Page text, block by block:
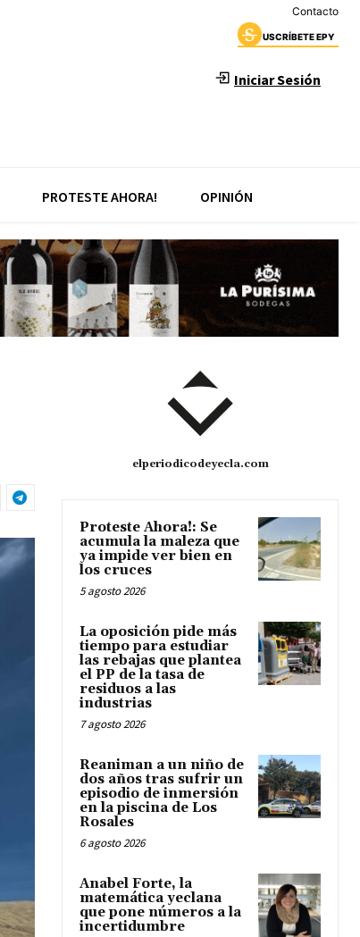
Contacto
USCRÍBETE EPY
Iniciar Sesión
PROTESTE AHORA! OPINIÓN
elperiodicodeyecla.com
Proteste Ahora!: Se
acumula la maleza que
ya impide ver bien en
los cruces
5 agosto 2026
La oposición pide más
tiempo para estudiar
las rebajas que plantea
el PP de la tasa de
residuos a las
industrias
7 agosto 2026
Reaniman a un niño de
dos años tras sufrir un
episodio de inmersión
en la piscina de Los
Rosales
6 agosto 2026
Anabel Forte, la
matemática yeclana
que pone números a la
incertidumbre